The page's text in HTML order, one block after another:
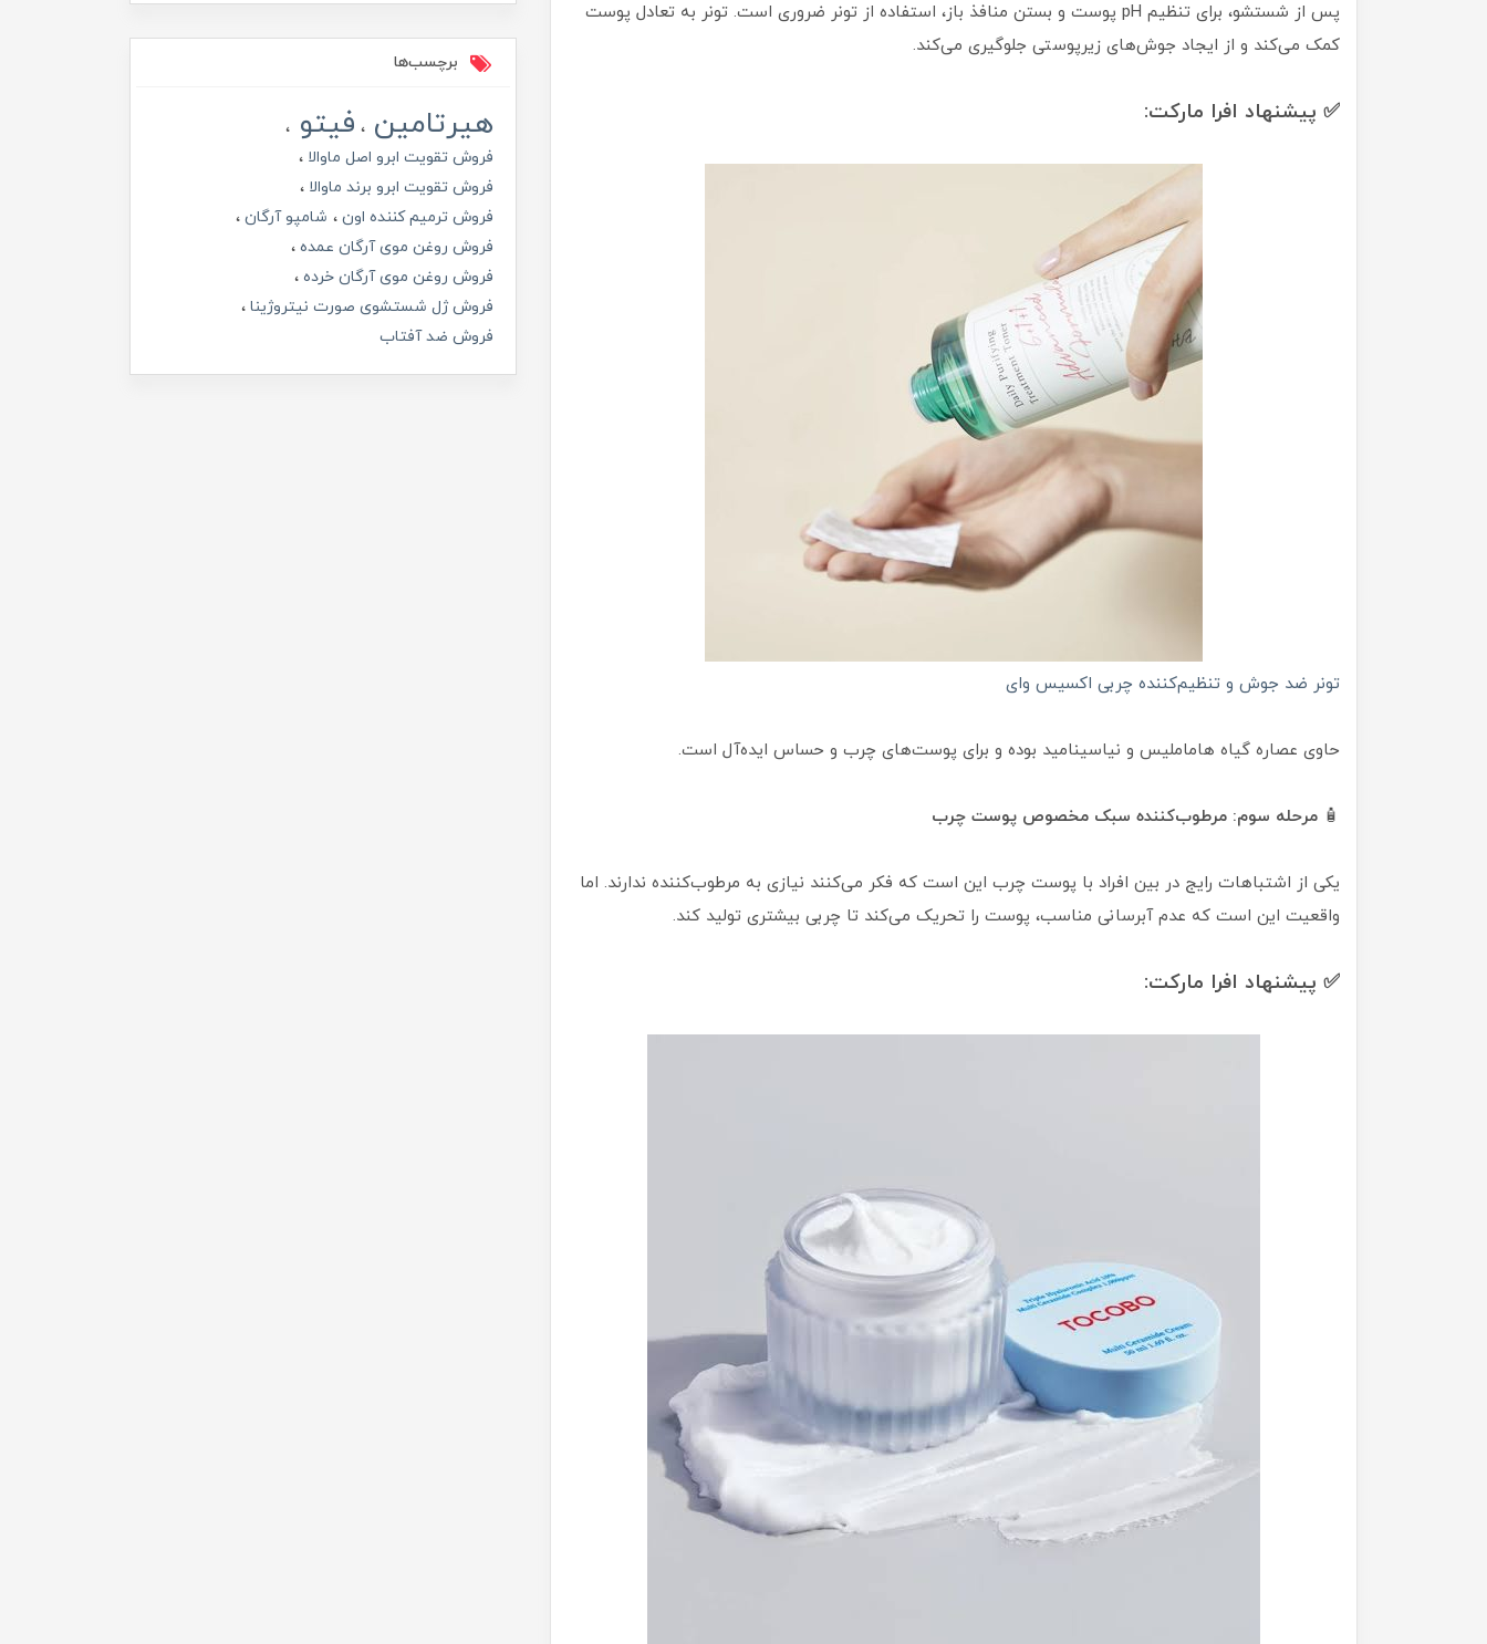
پس از شستشو، برای تنظیم pH پوست و بستن منافذ باز، استفاده از تونر ضروری است. تونر به تعادل پوست
کمک می‌کند و از ایجاد جوش‌های زیرپوستی جلوگیری می‌کند.
✅ پیشنهاد افرا مارکت:
تونر ضد جوش و تنظیم‌کننده چربی اکسیس وای
حاوی عصاره گیاه هاماملیس و نیاسینامید بوده و برای پوست‌های چرب و حساس ایده‌آل است.
🧴 مرحله سوم: مرطوب‌کننده سبک مخصوص پوست چرب
یکی از اشتباهات رایج در بین افراد با پوست چرب این است که فکر می‌کنند نیازی به مرطوب‌کننده ندارند. اما
واقعیت این است که عدم آبرسانی مناسب، پوست را تحریک می‌کند تا چربی بیشتری تولید کند.
✅ پیشنهاد افرا مارکت:
برچسب‌ها
هیرتامین فیتو
فروش تقویت ابرو اصل ماوالا
فروش تقویت ابرو برند ماوالا
فروش ترمیم کننده اون
شامپو آرگان
فروش روغن موی آرگان عمده
فروش روغن موی آرگان خرده
فروش ژل شستشوی صورت نیتروژینا
فروش ضد آفتاب